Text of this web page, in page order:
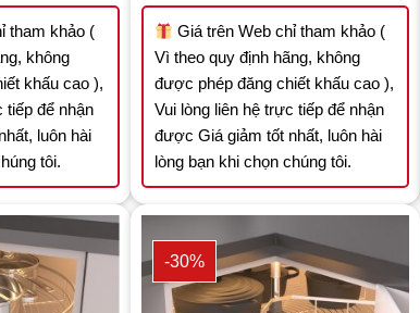
₫. 7.077.700 ₫.
tham khảo (
không
khấu cao ),
tiếp để nhận
luôn hài
tôi.
10.111.000 ₫. 7.077.700 ₫.
Giá trên Web chỉ tham khảo (
Vì theo quy định hãng, không
được phép đăng chiết khấu cao ),
Vui lòng liên hệ trực tiếp để nhận
được Giá giảm tốt nhất, luôn hài
lòng bạn khi chọn chúng tôi.
-30%